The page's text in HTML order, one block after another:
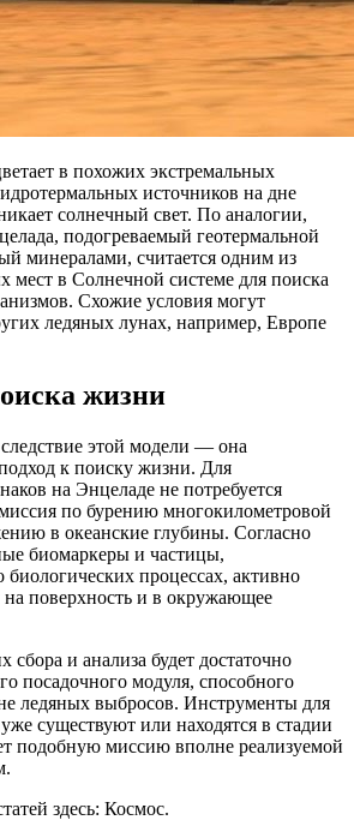
в похожих экстремальных
источников на дне
солнечный свет. По аналогии,
подогреваемый геотермальной
минералами, считается одним из
мест в Солнечной системе для поиска
Схожие условия могут
ледяных лунах, например, Европе
жизни
этой модели — она
к поиску жизни. Для
на Энцеладе не потребуется
по бурению многокилометровой
в океанские глубины. Согласно
биомаркеры и частицы,
биологических процессах, активно
на поверхность и в окружающее
сбора и анализа будет достаточно
посадочного модуля, способного
ледяных выбросов. Инструменты для
существуют или находятся в стадии
подобную миссию вполне реализуемой
здесь: Космос.